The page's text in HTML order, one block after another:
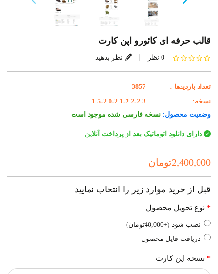
قالب حرفه ای کائورو اپن کارت
0 نظر نظر بدهید
تعداد بازدیدها :
3857
نسخه:
1.5-2.0-2.1-2.2-2.3
وضعیت محصول: نسخه فارسی شده موجود است
دارای دانلود اتوماتیک بعد از پرداخت آنلاین
2,400,000تومان
قبل از خرید موارد زیر را انتخاب نمایید
نوع تحویل محصول
نصب شود (+40,000تومان)
دریافت فایل محصول
نسخه اپن کارت